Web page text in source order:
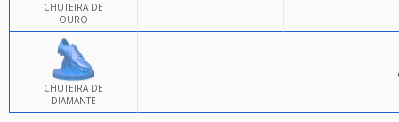
CHUTEIRA DE
OURO
CHUTEIRA DE
DIAMANTE